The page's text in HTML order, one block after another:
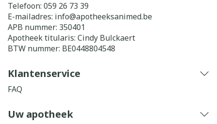
Telefoon: 059 26 73 39
E-mailadres: info@apotheeksanimed.be
APB nummer: 350401
Apotheek titularis: Cindy Bulckaert
BTW nummer: BE0448804548
Klantenservice
FAQ
Uw apotheek